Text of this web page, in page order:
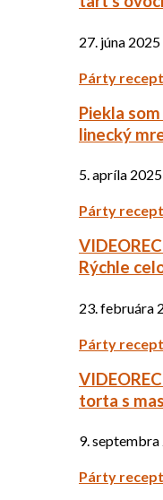
27. júna 2025
Párty
Piekla
linecký
5. apríla 2025
Párty
Rýchle
23. februára
Párty
torta s
9.
Párty